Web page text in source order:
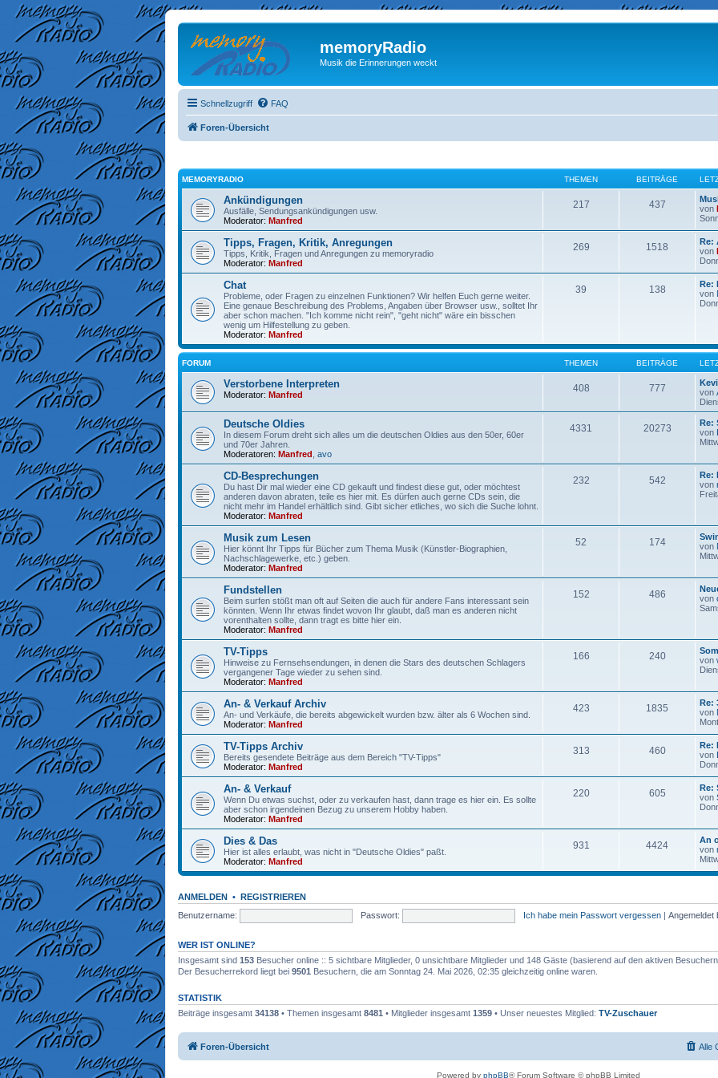
memoryRadio
Musik die Erinnerungen weckt
Schnellzugriff FAQ
Foren-Übersicht
MEMORYRADIO THEMEN BEITRÄGE
Ankündigungen
Ausfälle, Sendungsankündigungen usw.
Moderator: Manfred
217 437
von
Tipps, Fragen, Kritik, Anregungen
Tipps, Kritik, Fragen und Anregungen zu memoryradio
Moderator: Manfred
269 1518
Re:
von
Chat
Probleme, oder Fragen zu einzelnen Funktionen? Wir helfen Euch gerne weiter.
Eine genaue Beschreibung des Problems, Angaben über Browser usw., solltet Ihr
aber schon machen. "Ich komme nicht rein", "geht nicht" wäre ein bisschen
wenig um Hilfestellung zu geben.
Moderator: Manfred
39 138
Re:
von
FORUM THEMEN BEITRÄGE
Verstorbene Interpreten
Moderator: Manfred
408 777
von
Deutsche Oldies
In diesem Forum dreht sich alles um die deutschen Oldies aus den 50er, 60er
und 70er Jahren.
Moderatoren: Manfred avo
4331 20273
Re:
von
CD-Besprechungen
Du hast Dir mal wieder eine CD gekauft und findest diese gut, oder möchtest
anderen davon abraten, teile es hier mit. Es dürfen auch gerne CDs sein, die
nicht mehr im Handel erhältlich sind. Gibt sicher etliches, wo sich die Suche lohnt.
Moderator: Manfred
232 542
Re:
von
Musik zum Lesen
Hier könnt Ihr Tipps für Bücher zum Thema Musik (Künstler-Biographien,
Nachschlagewerke, etc.) geben.
Moderator: Manfred
52 174
von
Fundstellen
Beim surfen stößt man oft auf Seiten die auch für andere Fans interessant sein
könnten. Wenn Ihr etwas findet wovon Ihr glaubt, daß man es anderen nicht
vorenthalten sollte, dann tragt es bitte hier ein.
Moderator: Manfred
152 486
von
TV-Tipps
Hinweise zu Fernsehsendungen, in denen die Stars des deutschen Schlagers
vergangener Tage wieder zu sehen sind.
Moderator: Manfred
166 240
von
An- & Verkauf Archiv
An- und Verkäufe, die bereits abgewickelt wurden bzw. älter als 6 Wochen sind.
Moderator: Manfred
423 1835
Re:
von
TV-Tipps Archiv
Bereits gesendete Beiträge aus dem Bereich "TV-Tipps"
Moderator: Manfred
313 460
Re:
von
An- & Verkauf
Wenn Du etwas suchst, oder zu verkaufen hast, dann trage es hier ein. Es sollte
aber schon irgendeinen Bezug zu unserem Hobby haben.
Moderator: Manfred
220 605
Re:
von
Dies & Das
Hier ist alles erlaubt, was nicht in "Deutsche Oldies" paßt.
Moderator: Manfred
931 4424
An
von
ANMELDEN • REGISTRIEREN
Benutzername:
Passwort: Ich habe mein Passwort vergessen | Angemeldet
WER IST ONLINE?
Insgesamt sind 153 Besucher online :: 5 sichtbare Mitglieder, 0 unsichtbare Mitglieder und 148 Gäste (basierend auf den aktiven
Der Besucherrekord liegt bei 9501 Besuchern, die am Sonntag 24. Mai 2026, 02:35 gleichzeitig online waren.
STATISTIK
Beiträge insgesamt 34138 • Themen insgesamt 8481 • Mitglieder insgesamt 1359 • Unser neuestes Mitglied: TV-Zuschauer
Foren-Übersicht Alle
Powered by phpBB® Forum Software © phpBB Limited